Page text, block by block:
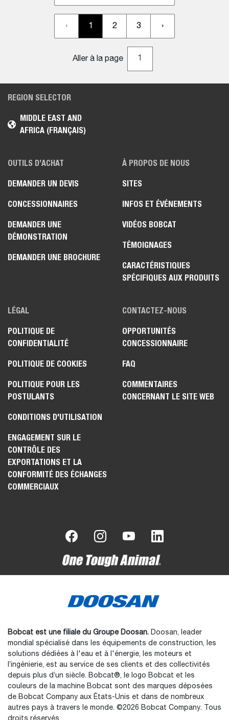
‹ 1 2 3 ›
Aller à la page
REGION SELECTOR
MIDDLE EAST AND
AFRICA (FRANÇAIS)
OUTILS D’ACHAT
DEMANDER UN DEVIS
CONCESSIONNAIRES
DEMANDER UNE
DÉMONSTRATION
DEMANDER UNE BROCHURE
À PROPOS DE NOUS
SITES
INFOS ET ÉVÉNEMENTS
VIDÉOS BOBCAT
TÉMOIGNAGES
CARACTÉRISTIQUES
SPÉCIFIQUES AUX PRODUITS
LÉGAL
POLITIQUE DE
CONFIDENTIALITÉ
POLITIQUE DE COOKIES
POLITIQUE POUR LES
POSTULANTS
CONDITIONS D'UTILISATION
ENGAGEMENT SUR LE
CONTRÔLE DES
EXPORTATIONS ET LA
CONFORMITÉ DES ÉCHANGES
COMMERCIAUX
CONTACTEZ-NOUS
OPPORTUNITÉS
CONCESSIONNAIRE
FAQ
COMMENTAIRES
CONCERNANT LE SITE WEB
Bobcat est une filiale du Groupe Doosan. Doosan, leader
mondial spécialisé dans les équipements de construction, les
solutions dédiées à l'eau et à l'énergie, les moteurs et
l’ingénierie, est au service de ses clients et des collectivités
depuis plus d’un siècle. Bobcat®, le logo Bobcat et les
couleurs de la machine Bobcat sont des marques déposées
de Bobcat Company aux États-Unis et dans de nombreux
autres pays à travers le monde. ©2026 Bobcat Company. Tous
droits réservés.